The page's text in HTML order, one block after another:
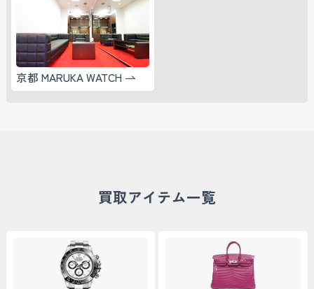
京都 MARUKA WATCH
買取アイテム一覧